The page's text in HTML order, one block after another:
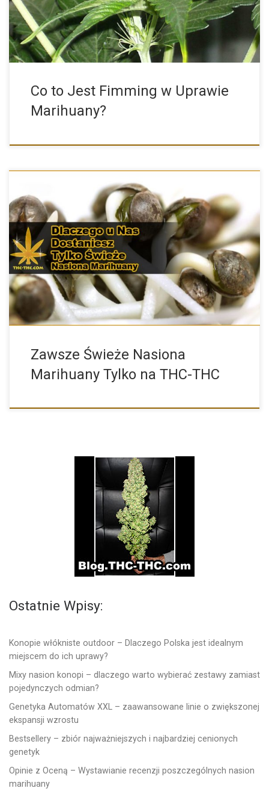
Co to Jest Fimming w Uprawie
Marihuany?
Wszystkim naszym Klientom gwarantujemy zawsze świeże
nasion konopi, które sprzedajemy. […]
Zawsze Świeże Nasiona
Marihuany Tylko na THC-THC
Ostatnie Wpisy:
Konopie włókniste outdoor – Dlaczego Polska jest idealnym
miejscem do ich uprawy?
Mixy nasion konopi – dlaczego warto wybierać zestawy zamiast
pojedynczych odmian?
Genetyka Automatów XXL – zaawansowane linie o zwiększonej
ekspansji wzrostu
Bestsellery – zbiór najważniejszych i najbardziej cenionych
genetyk
Opinie z Oceną – Wystawianie recenzji poszczególnych nasion
marihuany